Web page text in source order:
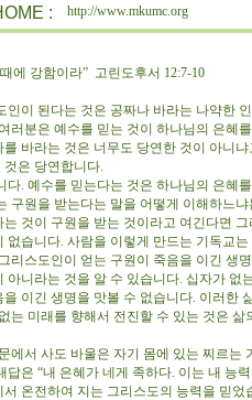
: http://www.mkumc.org
에 강함이라” 고린도후서 12:7-10
인이 된다는 것은 공짜나 바라는 나약한
러분은 예수를 믿는 것이 하나님의 은혜
를 바라는 것은 너무도 당연한 것이 아니
것은 당연합니다.
다. 예수를 믿는다는 것은 하나님의 은혜
구원을 받는다는 말을 어떻게 이해하느
는 것이 구원을 받는 것이라고 여긴다면
없습니다. 사람을 이렇게 만드는 기독교
리스도인이 얻는 구원이 죽음을 이긴 생
아니라는 것을 알 수 있습니다. 십자가
을 이긴 생명을 맛볼 수 없습니다. 이러한
는 미래를 향해서 전진할 수 있는 것은
에서 사도 바울은 자기 몸에 있는 찌르는
답은 “내 은혜가 네게 족하다. 이는 내 능
서 온전하여 지는 그리스도의 능력을 믿